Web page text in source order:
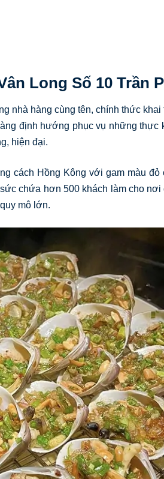
Long Số 10 Trần
nhà hàng cùng tên, chính thức
định hướng phục vụ những thực
hiện đại.
cách Hồng Kông với gam màu đỏ
chứa hơn 500 khách làm cho
mô lớn.